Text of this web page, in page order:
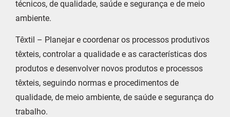
técnicos, de qualidade, saúde e segurança e de meio
ambiente.
Têxtil – Planejar e coordenar os processos produtivos
têxteis, controlar a qualidade e as características dos
produtos e desenvolver novos produtos e processos
têxteis, seguindo normas e procedimentos de
qualidade, de meio ambiente, de saúde e segurança do
trabalho.